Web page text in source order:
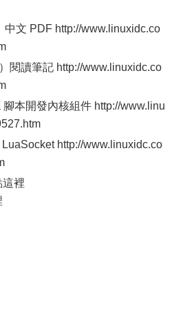
中文 PDF http://www.linuxidc.co
閱讀筆記 http://www.linuxidc.co
本開發內核組件 http://www.linu
http://www.linuxidc.co
這裡